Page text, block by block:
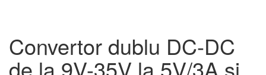
Convertor dublu DC-DC